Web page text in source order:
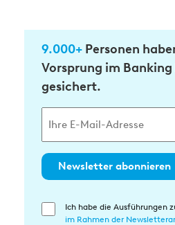
9.000+ Personen
Vorsprung im
gesichert.
Newsletter abonnieren
Einwilligung
Ich habe die Ausführungen
im Rahmen der